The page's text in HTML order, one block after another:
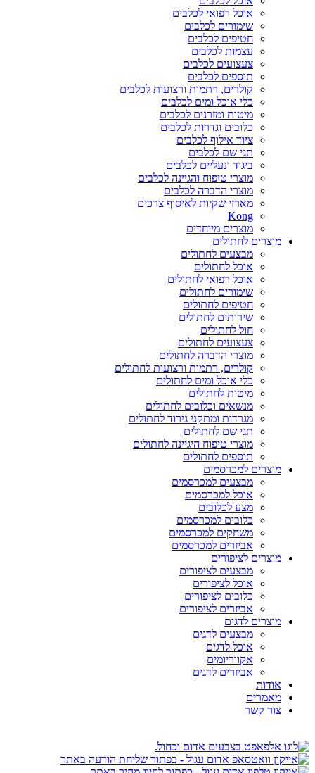
אוכל רפואי לכלבים
שימורים לכלבים
חטיפים לכלבים
עצמות לכלבים
צעצועים לכלבים
תוספים לכלבים
קולרים, רתמות ורצועות לכלבים
כלי אוכל ומים לכלבים
מיטות ומזרנים לכלבים
כלובים וגדרות לכלבים
ציוד אילוף לכלבים
תגי שם לכלבים
ביגוד ונעליים לכלבים
מוצרי טיפוח והגיינה לכלבים
מוצרי הדברה לכלבים
מארזי שקיות לאיסוף צרכים
Kong
מוצרים מיוחדים
מוצרים לחתולים
מבצעים לחתולים
אוכל לחתולים
אוכל רפואי לחתולים
שימורים לחתולים
חטיפים לחתולים
שירותים לחתולים
חול לחתולים
צעצועים לחתולים
מוצרי הדברה לחתולים
קולרים, רתמות ורצועות לחתולים
כלי אוכל ומים לחתולים
מיטות לחתולים
מנשאים וכלובים לחתולים
מגרדות ומתקני גירוד לחתולים
תגי שם לחתולים
מוצרי טיפוח היגיינה לחתולים
תוספים לחתולים
מוצרים למכרסמים
מבצעים למכרסמים
אוכל למכרסמים
מצע לכלובים
כלובים למכרסמים
משחקים למכרסמים
אביזרים למכרסמים
מוצרים לציפורים
מבצעים לציפורים
אוכל לציפורים
כלובים לציפורים
אביזרים לציפורים
מוצרים לדגים
מבצעים לדגים
אוכל לדגים
אקווריומים
אביזרים לדגים
אודות
מאמרים
צור קשר